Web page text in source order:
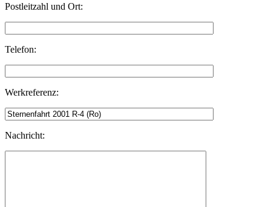
Postleitzahl und Ort:
Telefon:
Werkreferenz:
Nachricht: